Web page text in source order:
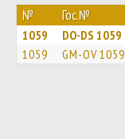
№ Гос.№
1059 DO-DS 1059
1059 GM-OV 1059